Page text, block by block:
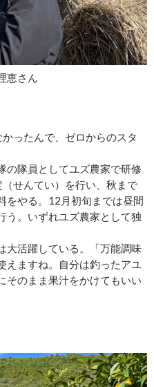
恵さん
ったんで、ゼロからのスタ
隊員としてユズ農家で研修
せんてい）を行い、秋まで
をやる。12月初旬までは昼間
う。いずれユズ農家として独
活躍している。「万能調味
えますね。自分は釣ったアユ
そのまま果汁をかけてもいい